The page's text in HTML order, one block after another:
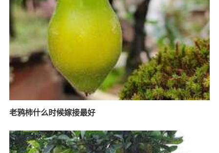
老鸦柿什么时候嫁接最好